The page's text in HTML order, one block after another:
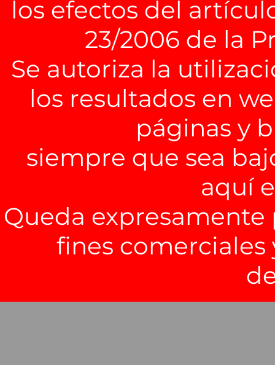
los efectos del
23/2006 de la
Se autoriza la
los resultados en
páginas y
siempre que sea
aquí
Queda
fines comerciales